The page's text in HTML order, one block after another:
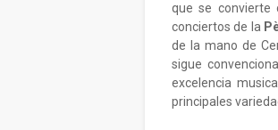
que se convierte
conciertos de la
de la mano de
sigue
excelencia
principales